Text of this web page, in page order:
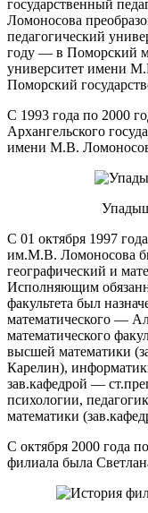
государственный
Ломоносова
педагогический
году — в Поморский
университет имени
Поморский
С 1993 года по 2000
Архангельского
имени М.В.
С 01 октября 1997
им.М.В. Ломоносова
географический и
Исполняющим
факультета был
математического —
математического
высшей математики
Карелин),
зав.кафедрой —
психологии,
математики
С октября 2000 года
филиала была